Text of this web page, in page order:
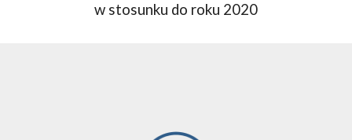
w stosunku do roku 2020